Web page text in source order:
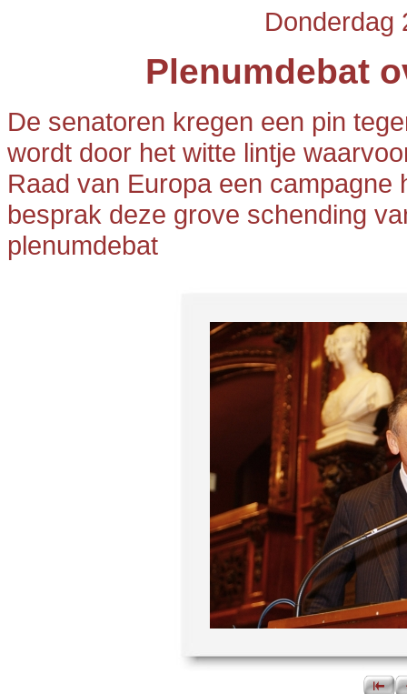
Donderdag
Plenumdebat
De senatoren kregen een pin
wordt door het witte lintje
Raad van Europa een
besprak deze grove schending
plenumdebat